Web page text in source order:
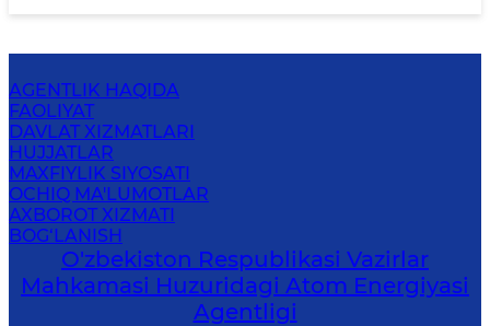
AGENTLIK HAQIDA
FAOLIYAT
DAVLAT XIZMATLARI
HUJJATLAR
MAXFIYLIK SIYOSATI
OCHIQ MA'LUMOTLAR
AXBOROT XIZMATI
BOG‘LANISH
O'zbekiston Respublikasi Vazirlar
Mahkamasi Huzuridagi Atom Energiyasi
Agentligi